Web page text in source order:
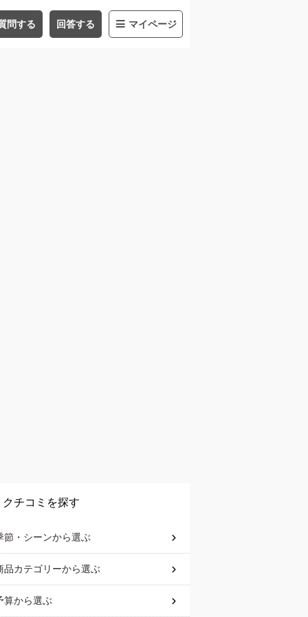
問する 回答する マイページ
クチコミを探す
節・シーンから選ぶ
品カテゴリーから選ぶ
算から選ぶ